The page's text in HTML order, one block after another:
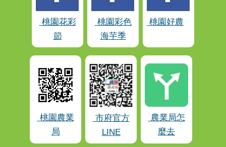
桃園花彩
節
桃園彩色
海芋季
桃園好農
桃園農業
局
市府官方
LINE
農業局怎
麼去